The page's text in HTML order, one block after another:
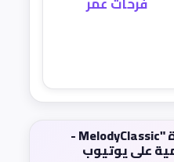
مشاهدة الفيلم من قناة "MelodyClassic -
على يوتيوب